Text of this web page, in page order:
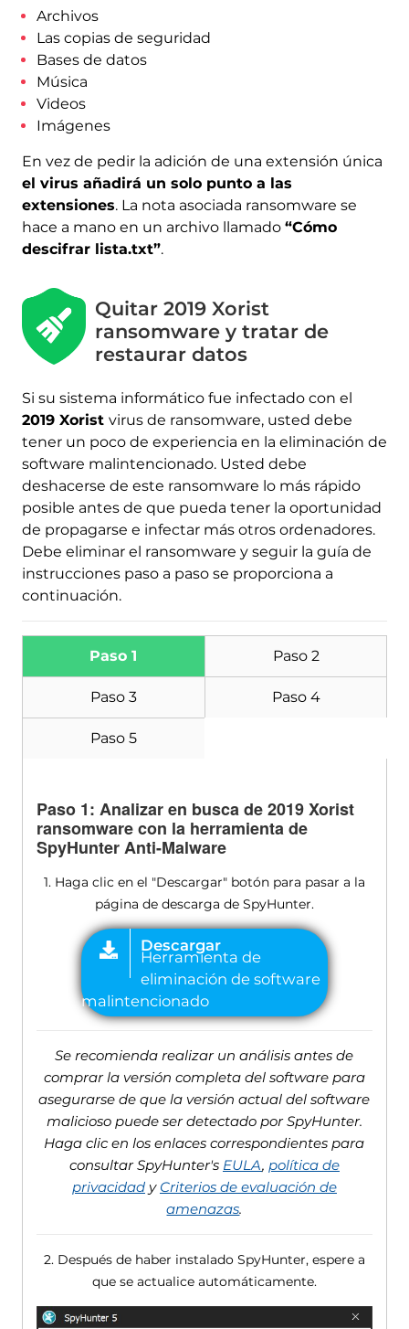
Archivos
Las copias de seguridad
Bases de datos
Música
Videos
Imágenes
En vez de pedir la adición de una extensión única
el virus añadirá un solo punto a las
extensiones. La nota asociada ransomware se
hace a mano en un archivo llamado “Cómo
descifrar lista.txt”.
Quitar 2019 Xorist
ransomware y tratar de
restaurar datos
Si su sistema informático fue infectado con el
2019 Xorist virus de ransomware, usted debe
tener un poco de experiencia en la eliminación de
software malintencionado. Usted debe
deshacerse de este ransomware lo más rápido
posible antes de que pueda tener la oportunidad
de propagarse e infectar más otros ordenadores.
Debe eliminar el ransomware y seguir la guía de
instrucciones paso a paso se proporciona a
continuación.
Paso 1 Paso 2
Paso 3 Paso 4
Paso 5
Paso 1: Analizar en busca de 2019 Xorist
ransomware con la herramienta de
SpyHunter Anti-Malware
1. Haga clic en el "Descargar" botón para pasar a la
página de descarga de SpyHunter.
malintencionado
Se recomienda realizar un análisis antes de
comprar la versión completa del software para
asegurarse de que la versión actual del software
malicioso puede ser detectado por SpyHunter.
Haga clic en los enlaces correspondientes para
consultar SpyHunter's EULA, política de
privacidady Criterios de evaluación de
amenazas.
2. Después de haber instalado SpyHunter, espere a
que se actualice automáticamente.